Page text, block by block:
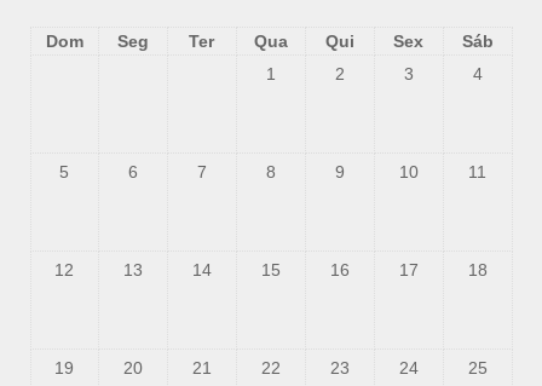
Dom Seg Ter Qua Qui Sex
Sáb
1
2 3 4
5 6 7 8 9 10 11
12 13 14 15 16 17 18
19 20 21 22 23 24 25